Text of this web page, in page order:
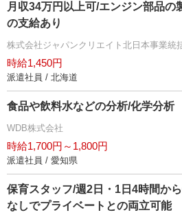
月収34万円以上可/エンジン部品の
の支給あり
株式会社ジャパンクリエイト北日本事業統
時給1,450円
派遣社員 / 北海道
食品や飲料水などの分析/化学分析
WDB株式会社
時給1,700円～1,800円
派遣社員 / 愛知県
保育スタッフ/週2日・1日4時間か
なしでプライベートとの両立可能